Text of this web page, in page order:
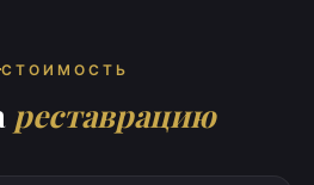
СТОИМОСТЬ
реставрацию